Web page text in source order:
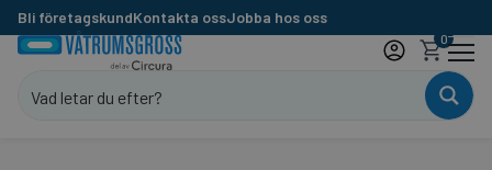
Bli företagskundKontakta ossJobba hos oss
0